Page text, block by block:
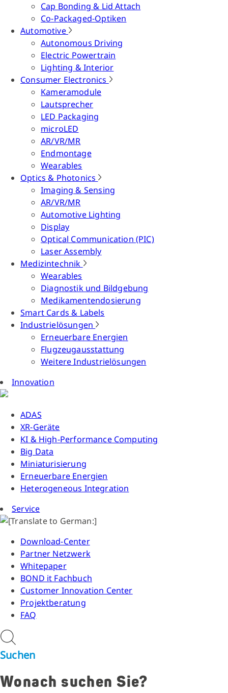
Cap Bonding & Lid Attach
Co-Packaged-Optiken
Automotive
Autonomous Driving
Electric Powertrain
Lighting & Interior
Consumer Electronics
Kameramodule
Lautsprecher
LED Packaging
microLED
AR/VR/MR
Endmontage
Wearables
Optics & Photonics
Imaging & Sensing
AR/VR/MR
Automotive Lighting
Display
Optical Communication (PIC)
Laser Assembly
Medizintechnik
Wearables
Diagnostik und Bildgebung
Medikamentendosierung
Smart Cards & Labels
Industrielösungen
Erneuerbare Energien
Flugzeugausstattung
Weitere Industrielösungen
Innovation
ADAS
XR-Geräte
KI & High-Performance Computing
Big Data
Miniaturisierung
Erneuerbare Energien
Heterogeneous Integration
Service
Download-Center
Partner Netzwerk
Whitepaper
BOND it Fachbuch
Customer Innovation Center
Projektberatung
FAQ
Suchen
Wonach suchen Sie?